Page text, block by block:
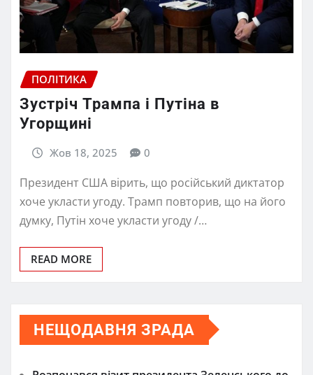
ПОЛІТИКА
Зустріч Трампа і Путіна в
Угорщині
Жов 18, 2025 0
Президент США вірить, що російський диктатор
хоче укласти угоду. Трамп повторив, що на його
думку, Путін хоче укласти угоду /…
READ MORE
НЕЩОДАВНЯ ЗРАДА